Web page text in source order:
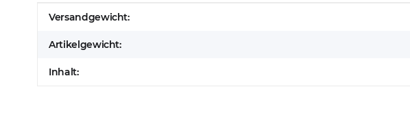
Produkteigenschaft
Wert
Versandgewicht:
Artikelgewicht:
Inhalt: